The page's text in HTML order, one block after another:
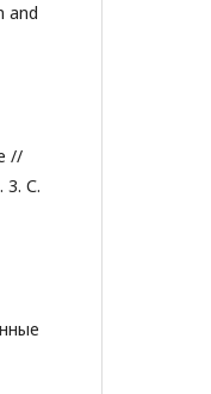
and
//
3. С.